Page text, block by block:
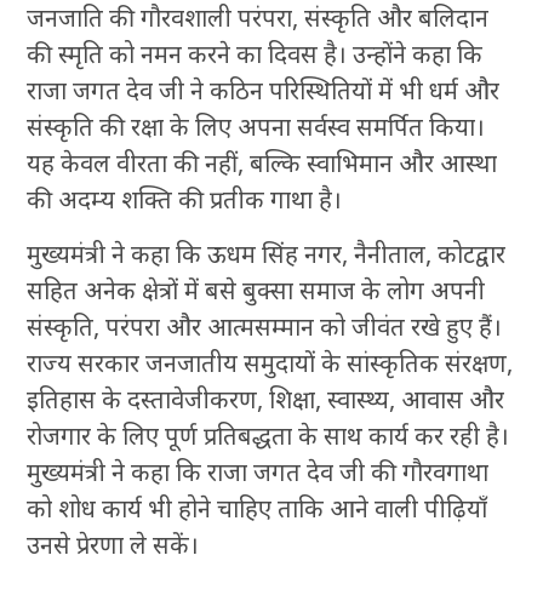
जनजाति की गौरवशाली परंपरा, संस्कृति और बलिदान
की स्मृति को नमन करने का दिवस है। उन्होंने कहा कि
राजा जगत देव जी ने कठिन परिस्थितियों में भी धर्म और
संस्कृति की रक्षा के लिए अपना सर्वस्व समर्पित किया।
यह केवल वीरता की नहीं, बल्कि स्वाभिमान और आस्था
की अदम्य शक्ति की प्रतीक गाथा है।
मुख्यमंत्री ने कहा कि ऊधम सिंह नगर, नैनीताल, कोटद्वार
सहित अनेक क्षेत्रों में बसे बुक्सा समाज के लोग अपनी
संस्कृति, परंपरा और आत्मसम्मान को जीवंत रखे हुए हैं।
राज्य सरकार जनजातीय समुदायों के सांस्कृतिक संरक्षण,
इतिहास के दस्तावेजीकरण, शिक्षा, स्वास्थ्य, आवास और
रोजगार के लिए पूर्ण प्रतिबद्धता के साथ कार्य कर रही है।
मुख्यमंत्री ने कहा कि राजा जगत देव जी की गौरवगाथा
को शोध कार्य भी होने चाहिए ताकि आने वाली पीढ़ियाँ
उनसे प्रेरणा ले सकें।